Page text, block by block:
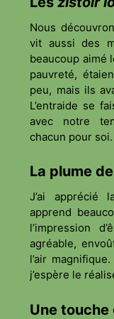
Nous
vit aussi des
beaucoup aimé
pauvreté,
peu, mais ils
L’entraide se
avec notre
chacun pour soi.
La plume
J’ai apprécié
apprend
l’impression
agréable,
l’air
j’espère le
Une touche